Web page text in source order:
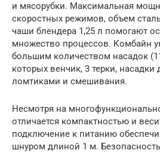
и мясорубки. Максимальная
скоростных режимов, объем
чаши блендера 1,25 л помогают
множество процессов. Комбайн
большим количеством насадок
которых венчик, 3 терки, насадки
ломтиками и смешивания.
Несмотря на
отличается компактностью и
подключение к питанию
шнуром длиной 1 м.